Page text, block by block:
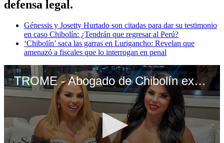
defensa legal.
Génessis y Josetty Hurtado son citadas para dar su testimonio
en caso Chibolín: ¿Tendrán que regresar al Perú?
‘Chibolín’ saca las garras en Lurigancho: Revelan que
amenazó a fiscales que lo interrogan en penal
TROME - Abogado de Chibolín explica por qué sus hijas no declararon ante Fiscalía ¿Irán a la segunda citación?